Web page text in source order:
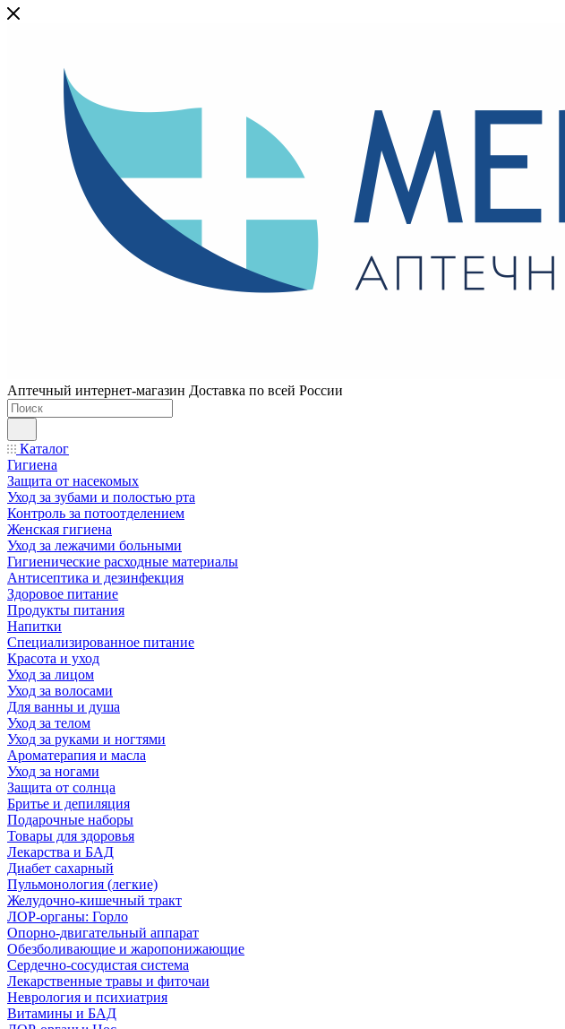
Аптечный интернет-магазин Доставка по всей России
Каталог
Гигиена
Защита от насекомых
Уход за зубами и полостью рта
Контроль за потоотделением
Женская гигиена
Уход за лежачими больными
Гигиенические расходные материалы
Антисептика и дезинфекция
Здоровое питание
Продукты питания
Напитки
Специализированное питание
Красота и уход
Уход за лицом
Уход за волосами
Для ванны и душа
Уход за телом
Уход за руками и ногтями
Ароматерапия и масла
Уход за ногами
Защита от солнца
Бритье и депиляция
Подарочные наборы
Товары для здоровья
Лекарства и БАД
Диабет сахарный
Пульмонология (легкие)
Желудочно-кишечный тракт
ЛОР-органы: Горло
Опорно-двигательный аппарат
Обезболивающие и жаропонижающие
Сердечно-сосудистая система
Лекарственные травы и фиточаи
Неврология и психиатрия
Витамины и БАД